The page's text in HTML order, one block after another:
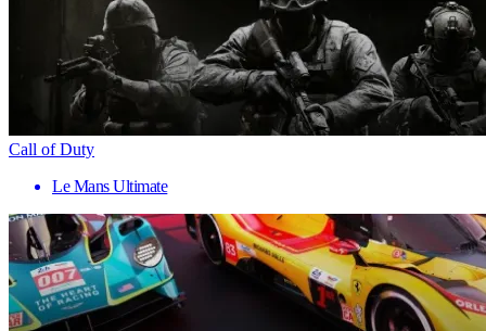
Call of Duty
Le Mans Ultimate